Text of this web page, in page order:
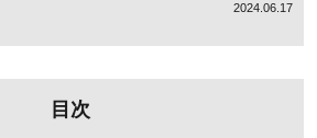
2024.06.17
目次